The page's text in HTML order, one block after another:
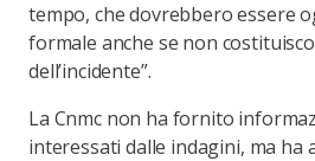
tempo, che dovrebbero essere
formale anche se non
dell’incidente”.
La Cnmc non ha fornito
interessati dalle indagini, ma ha